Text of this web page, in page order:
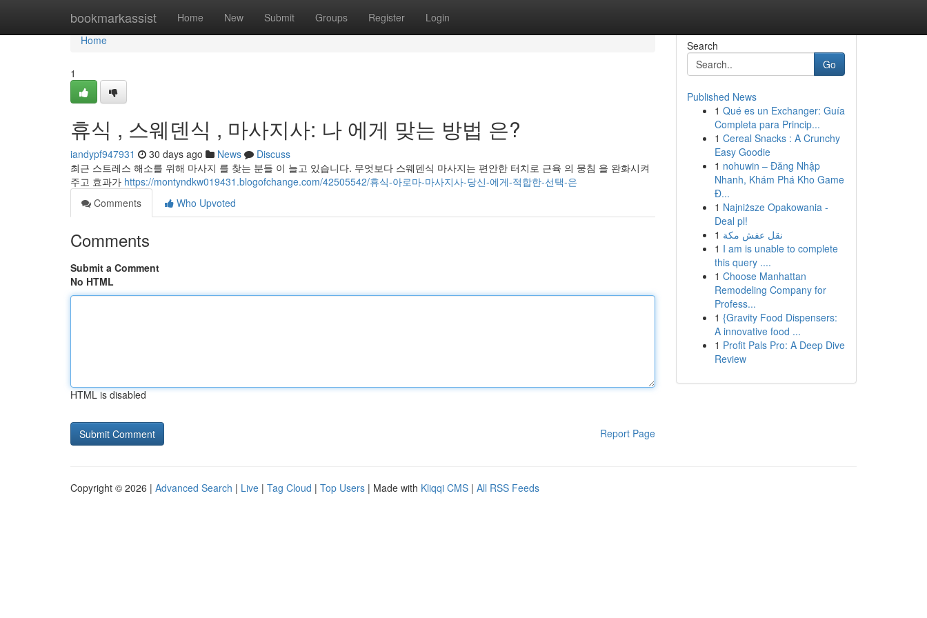
bookmarkassist Home New Submit Groups Register Login
Home
Home
1
휴식 , 스웨덴식 , 마사지사: 나 에게 맞는 방법 은?
iandypf947931 30 days ago News
Discuss
최근 스트레스 해소를 위해 마사지 를 찾는 분들 이 늘고 있습니다. 무엇보다 스웨덴식 마사지는 편안한 터치로 근육 의 뭉침 을 완화시켜
주고 효과가 https://montyndkw019431.blogofchange.com/42505542/휴식-아로마-마사지사-당신-에게-적합한-선택-은
Comments
Who Upvoted
Comments
Submit a Comment
No HTML
HTML is disabled
Report Page
Search
Go
Published News
1 Qué es un Exchanger: Guía
Completa para Princip...
1 Cereal Snacks : A Crunchy
Easy Goodie
1 nohuwin – Đăng Nhập
Nhanh, Khám Phá Kho Game
Đ...
1 Najniższe Opakowania -
Deal pl!
1 نقل عفش مكة
1 I am is unable to complete
this query ....
1 Choose Manhattan
Remodeling Company for
Profess...
1 {Gravity Food Dispensers:
A innovative food ...
1 Profit Pals Pro: A Deep Dive
Review
Copyright © 2026 | Advanced Search | Live | Tag Cloud | Top Users | Made with Kliqqi CMS | All RSS Feeds